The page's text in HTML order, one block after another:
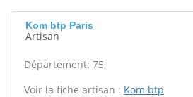
Kom btp Paris
Artisan
Département: 75
Voir la fiche artisan : Kom btp